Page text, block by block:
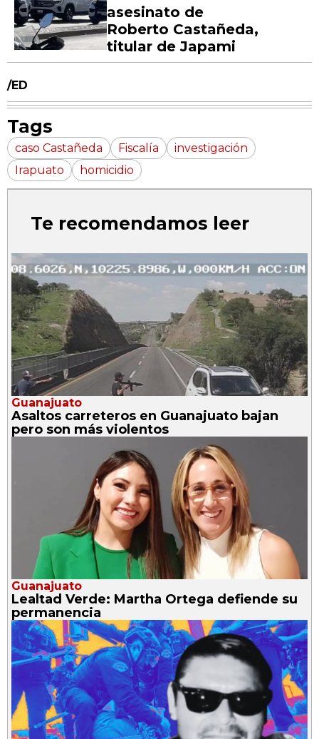
asesinato de
Roberto Castañeda,
titular de Japami
/ED
Tags
caso Castañeda Fiscalía
investigación
Irapuato
homicidio
Te recomendamos leer
Guanajuato
Asaltos carreteros en Guanajuato bajan
pero son más violentos
Guanajuato
Lealtad Verde: Martha Ortega defiende su
permanencia